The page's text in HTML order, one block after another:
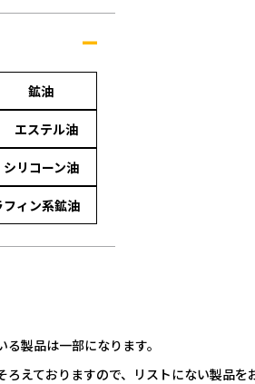
鉱油
エステル油
シリコーン油
フィン系鉱油
製品は一部になります。
ろえておりますので、リストにない製品